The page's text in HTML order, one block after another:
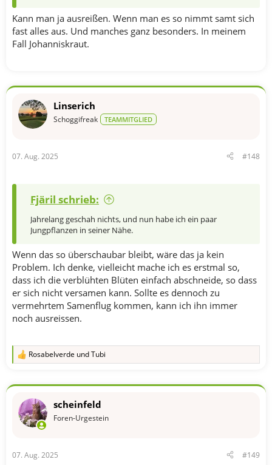
Kann man ja ausreißen. Wenn man es so nimmt samt sich
fast alles aus. Und manches ganz besonders. In meinem
Fall Johanniskraut.
Linserich
Schoggifreak TEAMMITGLIED
07. Aug. 2025 #148
Fjäril schrieb:
Jahrelang geschah nichts, und nun habe ich ein paar
Jungpflanzen in seiner Nähe.
Wenn das so überschaubar bleibt, wäre das ja kein
Problem. Ich denke, vielleicht mache ich es erstmal so,
dass ich die verblühten Blüten einfach abschneide, so dass
er sich nicht versamen kann. Sollte es dennoch zu
vermehrtem Samenflug kommen, kann ich ihn immer
noch ausreissen.
R
k
o
:
Rosabelverde undTubi
scheinfeld
Foren-Urgestein
07. Aug. 2025 #149